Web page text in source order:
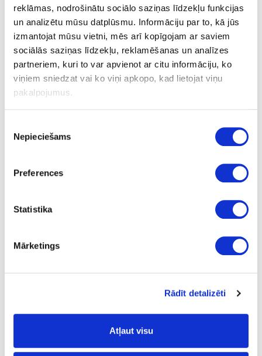
reklāmas, nodrošinātu sociālo saziņas līdzekļu funkcijas
un analizētu mūsu datplūsmu. Informāciju par to, kā jūs
izmantojat mūsu vietni, mēs arī kopīgojam ar saviem
sociālās saziņas līdzekļu, reklamēšanas un analīzes
partneriem, kuri to var apvienot ar citu informāciju, ko
viņiem sniedzat vai ko viņi apkopo, kad lietojat viņu
pakalpojumus.
izvēle
Nepieciešams
Preferences
Statistika
Mārketings
Rādīt detalizēti
Atļaut visu
Railing tube support
Prices excluding VAT. The indicated prices may be changed
without a prior warning.